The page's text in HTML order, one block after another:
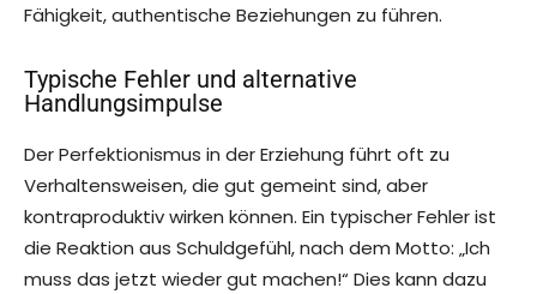
Fähigkeit, authentische Beziehungen zu führen.
Typische Fehler und alternative
Handlungsimpulse
Der Perfektionismus in der Erziehung führt oft zu
Verhaltensweisen, die gut gemeint sind, aber
kontraproduktiv wirken können. Ein typischer Fehler ist
die Reaktion aus Schuldgefühl, nach dem Motto: „Ich
muss das jetzt wieder gut machen!“ Dies kann dazu